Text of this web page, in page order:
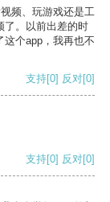
频、玩游戏还是工
了。以前出差的时
个app，我再也不
支持[0] 反对[0]
支持[0] 反对[0]